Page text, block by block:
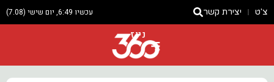
צ'ט יצירת קשר עכשיו 6:49, יום שישי (7.08)
ניוז